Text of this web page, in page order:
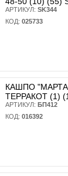
АРТИКУЛ: SK344
КОД: 025733
КАШПО
ТЕРРАКОТ (1)
АРТИКУЛ: БП412
КОД: 016392